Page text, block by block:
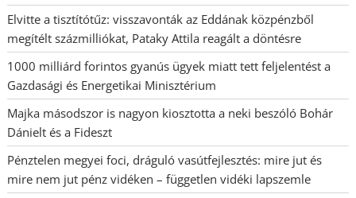
Elvitte a tisztítótűz: visszavonták az Eddának közpénzből
megítélt százmilliókat, Pataky Attila reagált a döntésre
1000 milliárd forintos gyanús ügyek miatt tett feljelentést a
Gazdasági és Energetikai Minisztérium
Majka másodszor is nagyon kiosztotta a neki beszóló Bohár
Dánielt és a Fideszt
Pénztelen megyei foci, dráguló vasútfejlesztés: mire jut és
mire nem jut pénz vidéken – független vidéki lapszemle